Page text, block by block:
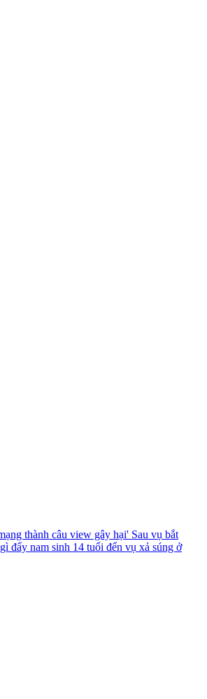
thành câu view gây hại' Sau vụ bắt
đẩy nam sinh 14 tuổi đến vụ xả súng ở